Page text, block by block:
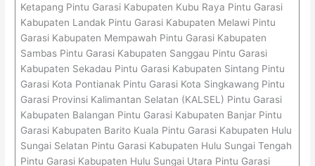
Ketapang Pintu Garasi Kabupaten Kubu Raya Pintu Garasi
Kabupaten Landak Pintu Garasi Kabupaten Melawi Pintu
Garasi Kabupaten Mempawah Pintu Garasi Kabupaten
Sambas Pintu Garasi Kabupaten Sanggau Pintu Garasi
Kabupaten Sekadau Pintu Garasi Kabupaten Sintang Pintu
Garasi Kota Pontianak Pintu Garasi Kota Singkawang Pintu
Garasi Provinsi Kalimantan Selatan (KALSEL) Pintu Garasi
Kabupaten Balangan Pintu Garasi Kabupaten Banjar Pintu
Garasi Kabupaten Barito Kuala Pintu Garasi Kabupaten Hulu
Sungai Selatan Pintu Garasi Kabupaten Hulu Sungai Tengah
Pintu Garasi Kabupaten Hulu Sungai Utara Pintu Garasi